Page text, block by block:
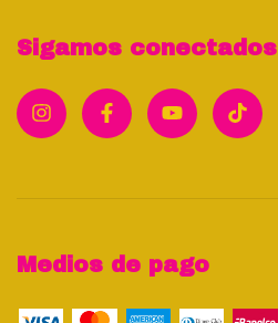
Sigamos conectados
Medios de pago